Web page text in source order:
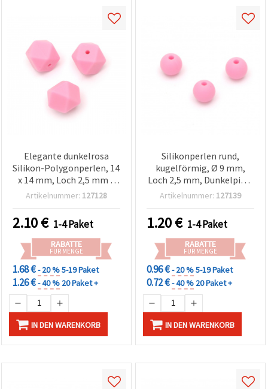
Elegante dunkelrosa
Silikon-Polygonperlen, 14
x 14 mm, Loch 2,5 mm –
4er-Set für DIY-Schmuck &
Artikelnummer: 127128
2.10€ 1-4 Paket
RABATTE
FÜR MENGE
1.68 €- 20 %5-19 Paket
1.26 €- 40 % 20 Paket +
IN DEN WARENKORB
Silikonperlen rund,
kugelförmig, Ø 9 mm,
Loch 2,5 mm, Dunkelpink,
5 Stück, für Basteln &
Artikelnummer: 127139
1.20€ 1-4 Paket
RABATTE
FÜR MENGE
0.96 €- 20 %5-19 Paket
0.72 €- 40 % 20 Paket +
IN DEN WARENKORB